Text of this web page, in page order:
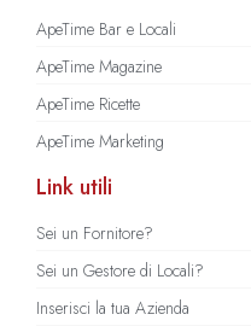
ApeTime Bar e Locali
ApeTime Magazine
ApeTime Ricette
ApeTime Marketing
Link utili
Sei un Fornitore?
Sei un Gestore di Locali?
Inserisci la tua Azienda